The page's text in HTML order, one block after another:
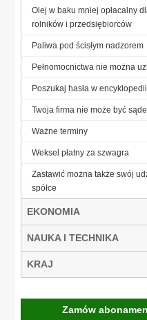
Olej w baku mniej opłacalny
rolników i przedsiębiorców
Paliwa pod ścisłym nadzorem
Pełnomocnictwa nie można
Poszukaj hasła w
Twoja firma nie może być
Ważne terminy
Weksel płatny za szwagra
Zastawić można także swój
spółce
EKONOMIA
NAUKA I TECHNIKA
KRAJ
Zamów